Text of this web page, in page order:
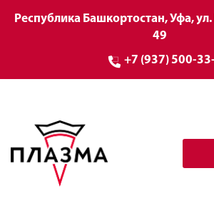
Республика Башкортостан, Уфа,
49
+7 (937) 500-